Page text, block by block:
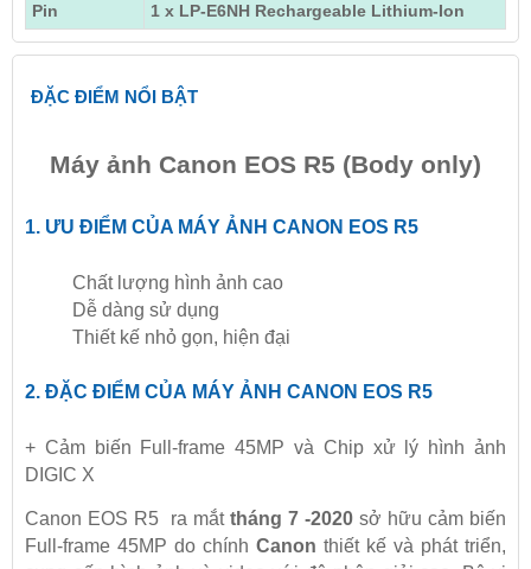
Pin 1 x LP-E6NH Rechargeable Lithium-Ion
ĐẶC ĐIỂM NỔI BẬT
Máy ảnh Canon EOS R5 (Body only)
1. ƯU ĐIỂM CỦA MÁY ẢNH CANON EOS R5
Chất lượng hình ảnh cao
Dễ dàng sử dụng
Thiết kế nhỏ gọn, hiện đại
2. ĐẶC ĐIỂM CỦA MÁY ẢNH CANON EOS R5
+ Cảm biến Full-frame 45MP và Chip xử lý hình ảnh
DIGIC X
Canon EOS R5 ra mắt tháng 7 -2020 sở hữu cảm biến
Full-frame 45MP do chính Canon thiết kế và phát triển,